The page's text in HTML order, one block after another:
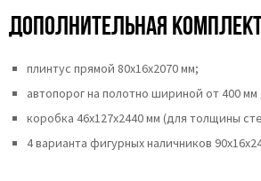
Дополнительная
плинтус прямой 80х16х2070 мм;
автопорог на полотно шириной от 400 мм
коробка 46x127x2440 мм (для толщины
4 варианта фигурных наличников